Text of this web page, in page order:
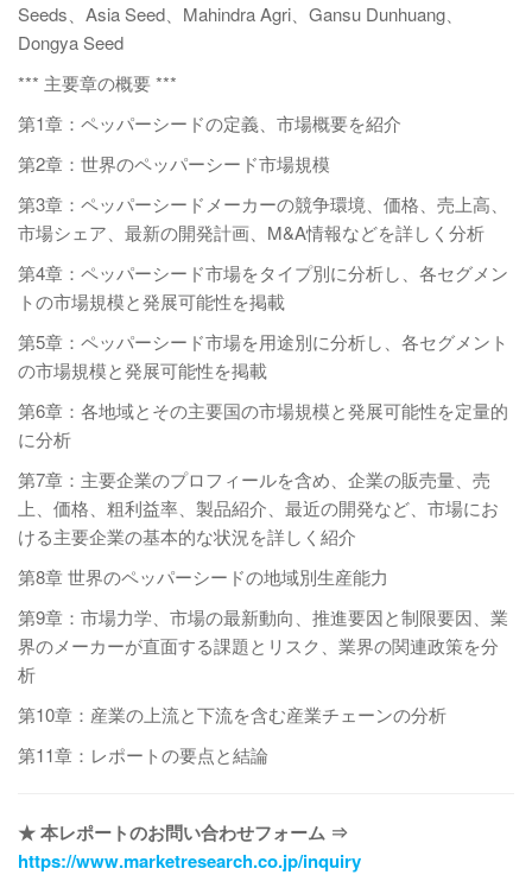
Seeds、Asia Seed、Mahindra Agri、Gansu Dunhuang、
Dongya Seed
*** 主要章の概要 ***
第1章：ペッパーシードの定義、市場概要を紹介
第2章：世界のペッパーシード市場規模
第3章：ペッパーシードメーカーの競争環境、価格、売上高、
市場シェア、最新の開発計画、M&A情報などを詳しく分析
第4章：ペッパーシード市場をタイプ別に分析し、各セグメン
トの市場規模と発展可能性を掲載
第5章：ペッパーシード市場を用途別に分析し、各セグメント
の市場規模と発展可能性を掲載
第6章：各地域とその主要国の市場規模と発展可能性を定量的
に分析
第7章：主要企業のプロフィールを含め、企業の販売量、売
上、価格、粗利益率、製品紹介、最近の開発など、市場にお
ける主要企業の基本的な状況を詳しく紹介
第8章 世界のペッパーシードの地域別生産能力
第9章：市場力学、市場の最新動向、推進要因と制限要因、業
界のメーカーが直面する課題とリスク、業界の関連政策を分
析
第10章：産業の上流と下流を含む産業チェーンの分析
第11章：レポートの要点と結論
★ 本レポートのお問い合わせフォーム ⇒
https://www.marketresearch.co.jp/inquiry